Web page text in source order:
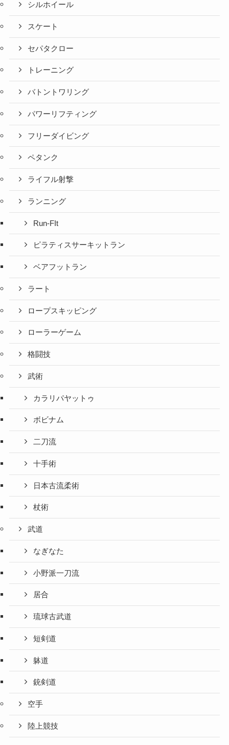
シルホイール
スケート
セパタクロー
トレーニング
バトントワリング
パワーリフティング
フリーダイビング
ペタンク
ライフル射撃
ランニング
Run-FIt
ピラティスサーキットラン
ベアフットラン
ラート
ロープスキッピング
ローラーゲーム
格闘技
武術
カラリパヤットゥ
ボビナム
二刀流
十手術
日本古流柔術
杖術
武道
なぎなた
小野派一刀流
居合
琉球古武道
短剣道
躰道
銃剣道
空手
陸上競技